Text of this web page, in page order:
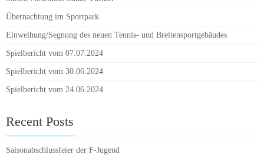
Übernachtung im Sportpark
Einweihung/Segnung des neuen Tennis- und Breitensportgebäudes
Spielbericht vom 07.07.2024
Spielbericht vom 30.06.2024
Spielbericht vom 24.06.2024
Recent Posts
Saisonabschlussfeier der F-Jugend